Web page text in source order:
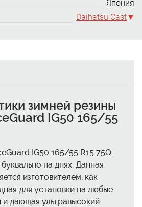
Япония
Daihatsu Cast
зимней резины
IG50 165/55
IG50 165/55 R15 75Q
на днях. Данная
изготовителем, как
для установки на любые
дающая ультравысокий